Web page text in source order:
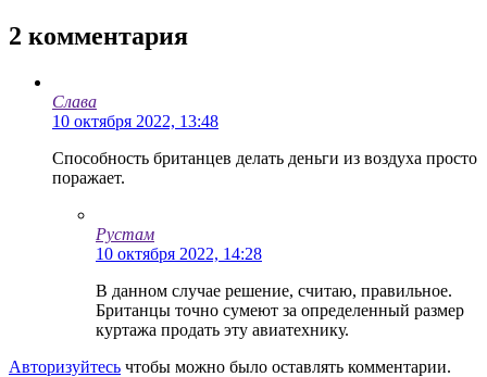
2 комментария
Слава
10 октября 2022, 13:48
Способность британцев делать деньги из воздуха просто
поражает.
Рустам
10 октября 2022, 14:28
В данном случае решение, считаю, правильное.
Британцы точно сумеют за определенный размер
куртажа продать эту авиатехнику.
Авторизуйтесь чтобы можно было оставлять комментарии.